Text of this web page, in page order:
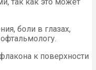
боли в глазах,
к поверхности